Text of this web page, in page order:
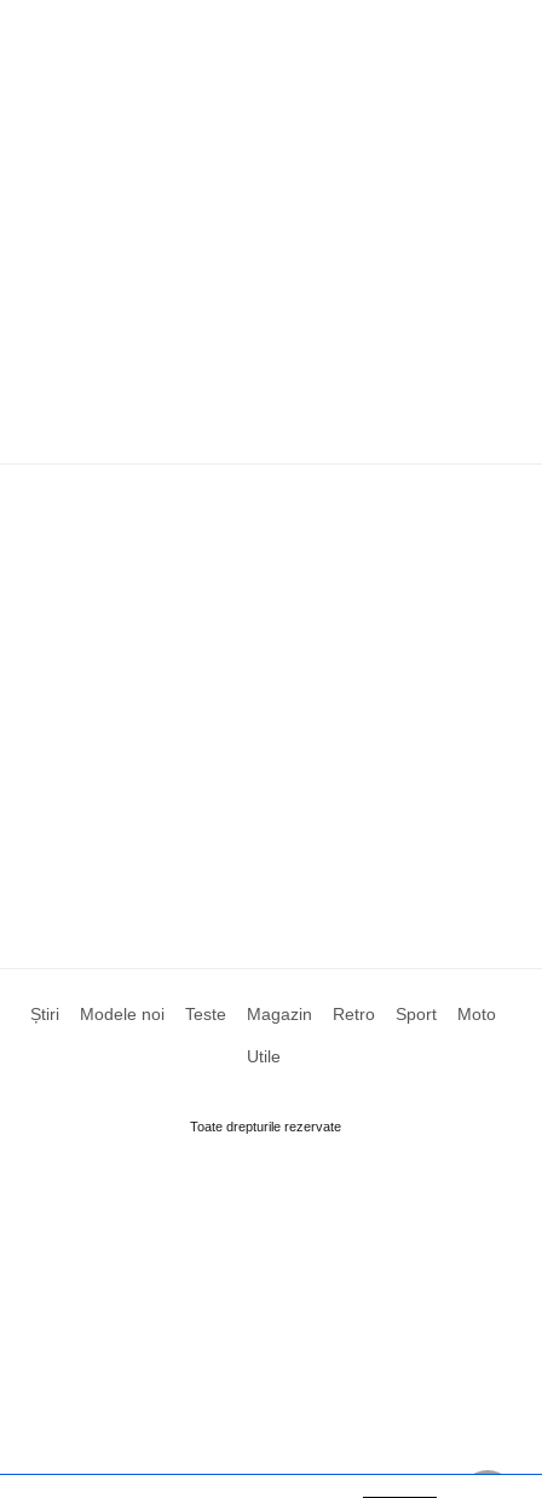
Știri Modele noi Teste Magazin Retro Sport Moto
Utile
Toate drepturile rezervate